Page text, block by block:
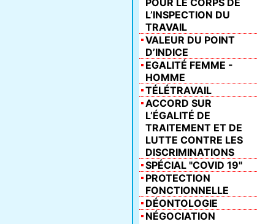
POUR LE CORPS DE
L’INSPECTION DU
TRAVAIL
VALEUR DU POINT
D’INDICE
EGALITÉ FEMME -
HOMME
TÉLÉTRAVAIL
ACCORD SUR
L’ÉGALITÉ DE
TRAITEMENT ET DE
LUTTE CONTRE LES
DISCRIMINATIONS
SPÉCIAL "COVID 19"
PROTECTION
FONCTIONNELLE
DÉONTOLOGIE
NÉGOCIATION